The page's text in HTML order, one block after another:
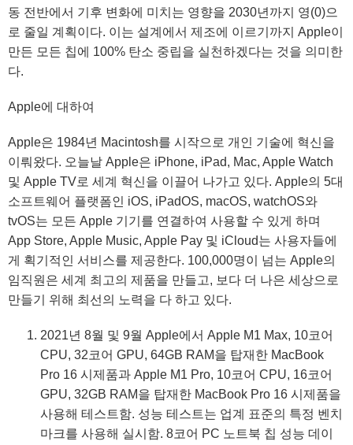
동 전반에서 기후 변화에 미치는 영향을 2030년까지 영(0)으
로 줄일 계획이다. 이는 설계에서 제조에 이르기까지 Apple이
만든 모든 칩에 100% 탄소 중립을 실천하겠다는 것을 의미한
다.
Apple에 대하여
Apple은 1984년 Macintosh를 시작으로 개인 기술에 혁신을
이뤄왔다. 오늘날 Apple은 iPhone, iPad, Mac, Apple Watch
및 Apple TV로 세계 혁신을 이끌어 나가고 있다. Apple의 5대
소프트웨어 플랫폼인 iOS, iPadOS, macOS, watchOS와
tvOS는 모든 Apple 기기를 연결하여 사용할 수 있게 하며
App Store, Apple Music, Apple Pay 및 iCloud는 사용자들에
게 획기적인 서비스를 제공한다. 100,000명이 넘는 Apple의
임직원은 세계 최고의 제품을 만들고, 보다 더 나은 세상으로
만들기 위해 최선의 노력을 다 하고 있다.
2021년 8월 및 9월 Apple에서 Apple M1 Max, 10코어
CPU, 32코어 GPU, 64GB RAM을 탑재한 MacBook
Pro 16 시제품과 Apple M1 Pro, 10코어 CPU, 16코어
GPU, 32GB RAM을 탑재한 MacBook Pro 16 시제품을
사용해 테스트함. 성능 테스트는 업계 표준의 특정 벤치
마크를 사용해 실시함. 8코어 PC 노트북 칩 성능 데이